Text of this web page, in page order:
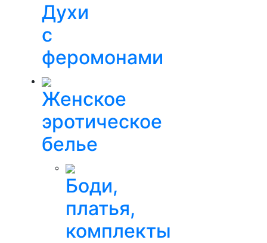
Духи
с
феромонами
Женское
эротическое
белье
Боди,
платья,
комплекты